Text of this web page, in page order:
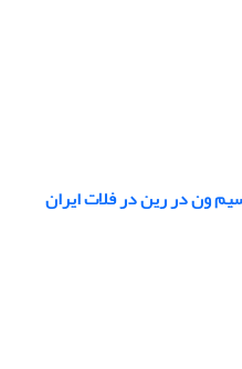
ون در رین در فلات ایران